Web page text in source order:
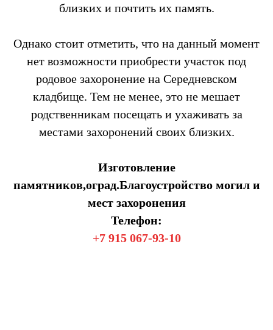
близких и почтить их память.
Однако стоит отметить, что на данный момент
нет возможности приобрести участок под
родовое захоронение на Середневском
кладбище. Тем не менее, это не мешает
родственникам посещать и ухаживать за
местами захоронений своих близких.
Изготовление
памятников,оград.Благоустройство могил и
мест захоронения
Телефон:
+7 915 067-93-10